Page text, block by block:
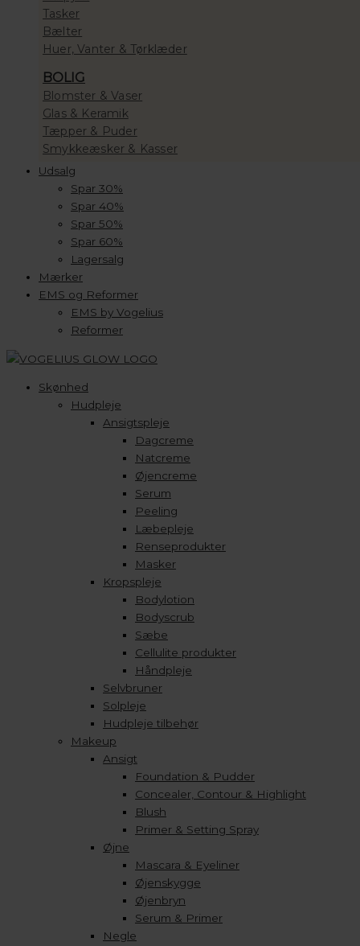
Tasker
Bælter
Huer, Vanter & Tørklæder
BOLIG
Blomster & Vaser
Glas & Keramik
Tæpper & Puder
Smykkeæsker & Kasser
Udsalg
Spar 30%
Spar 40%
Spar 50%
Spar 60%
Lagersalg
Mærker
EMS og Reformer
EMS by Vogelius
Reformer
Skønhed
Hudpleje
Ansigtspleje
Dagcreme
Natcreme
Øjencreme
Serum
Peeling
Læbepleje
Renseprodukter
Masker
Kropspleje
Bodylotion
Bodyscrub
Sæbe
Cellulite produkter
Håndpleje
Selvbruner
Solpleje
Hudpleje tilbehør
Makeup
Ansigt
Foundation & Pudder
Concealer, Contour & Highlight
Blush
Primer & Setting Spray
Øjne
Mascara & Eyeliner
Øjenskygge
Øjenbryn
Serum & Primer
Negle